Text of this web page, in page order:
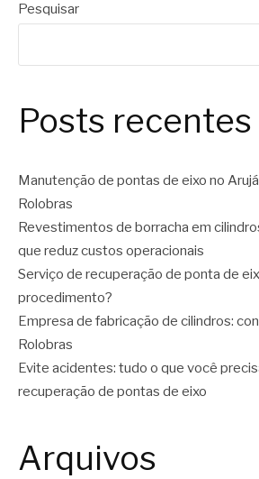
Pesquisar
Posts recentes
Manutenção de pontas de eixo no
Rolobras
Revestimentos de borracha em
que reduz custos operacionais
Serviço de recuperação de ponta de
procedimento?
Empresa de fabricação de cilindros:
Rolobras
Evite acidentes: tudo o que você
recuperação de pontas de eixo
Arquivos